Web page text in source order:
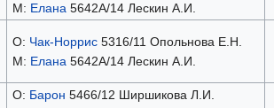
М: Елана5642А/14 Лескин А.И.
О: Чак-Норрис5316/11 Опольнова Е.Н.
М: Елана5642А/14 Лескин А.И.
О: Барон 5466/12 Ширшикова Л.И.